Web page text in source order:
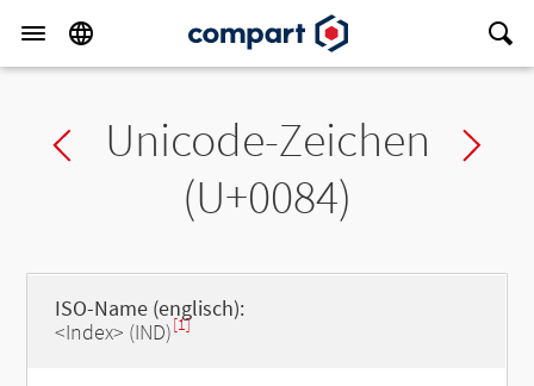
Previous char
Unicode-Zeichen
(U+0084)
ISO-Name (englisch):
<Index> (IND)[1]